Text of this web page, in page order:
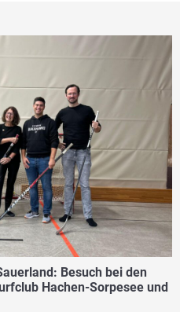
Besuch bei den
Hachen-Sorpesee und